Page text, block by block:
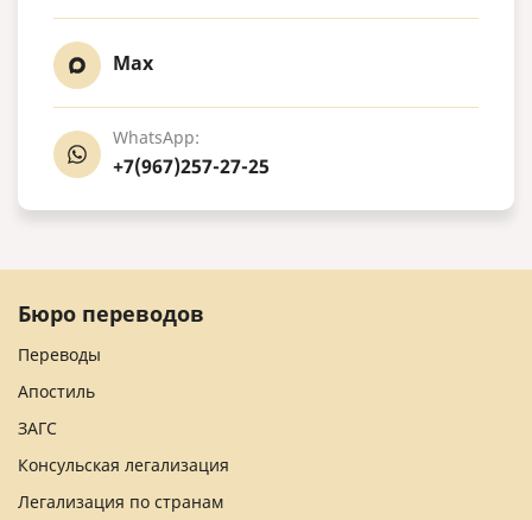
Max
WhatsApp:
+7(967)257-27-25
Бюро переводов
Переводы
Апостиль
ЗАГС
Консульская легализация
Легализация по странам